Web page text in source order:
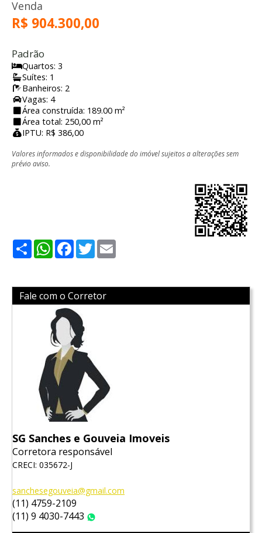
Venda
R$ 904.300,00
Padrão
Quartos: 3
Suítes: 1
Banheiros: 2
Vagas: 4
Área construída: 189.00 m²
Área total: 250,00 m²
IPTU: R$ 386,00
Valores informados e disponibilidade do imóvel sujeitos a alterações sem
prévio aviso.
ShareWhatsApp
Facebook
Twitter
Fale com o Corretor
SG Sanches e Gouveia Imoveis
Corretora responsável
CRECI: 035672-J
sanchesegouveia@gmail.com
(11) 4759-2109
(11) 9 4030-7443